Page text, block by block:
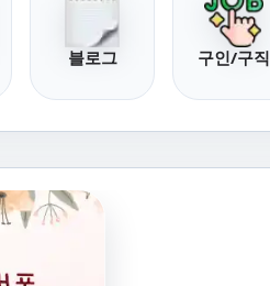
블로그 구인/구직